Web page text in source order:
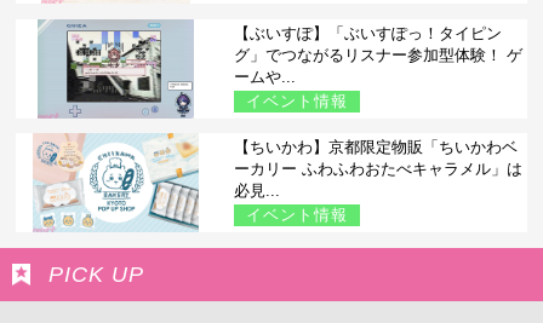
【ぶいすぽ】「ぶいすぽっ！タイピン
グ」でつながるリスナー参加型体験！ ゲ
ームや...
イベント情報
【ちいかわ】京都限定物販「ちいかわベ
ーカリー ふわふわおたべキャラメル」は
必見...
イベント情報
PICK UP